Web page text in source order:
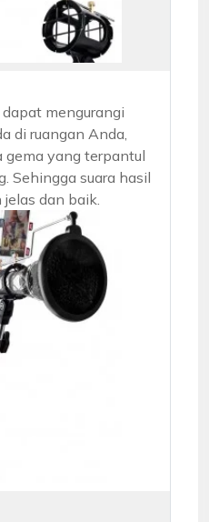
mengurangi
di ruangan Anda,
yang terpantul
Sehingga suara hasil
dan baik.